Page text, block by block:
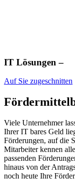
IT Lösungen –
Auf Sie zugeschnitten
Viele Unternehmer
Ihrer IT bares Geld
Förderungen, auf die
Mitarbeiter kennen
passenden
hinaus von der
noch heute Ihre